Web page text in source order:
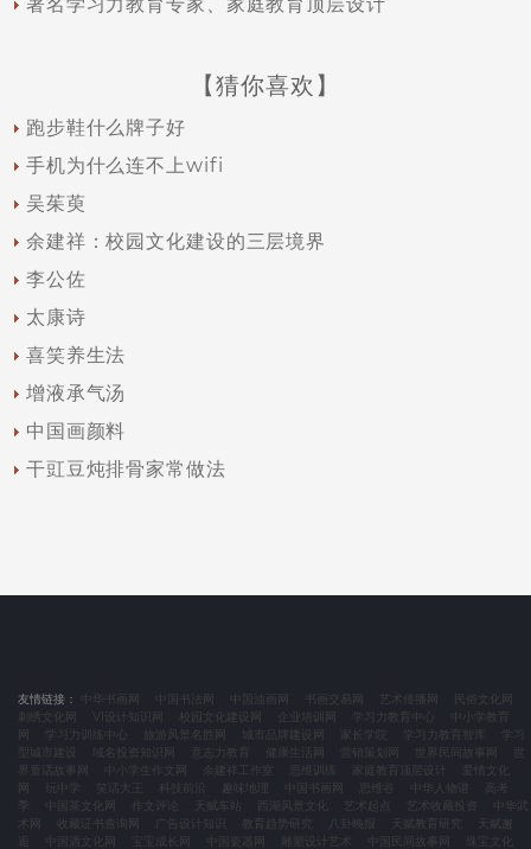
【猜你喜欢】
跑步鞋什么牌子好
手机为什么连不上wifi
吴茱萸
余建祥：校园文化建设的三层境界
李公佐
太康诗
喜笑养生法
增液承气汤
中国画颜料
干豇豆炖排骨家常做法
友情链接： 中华书画网 中国书法网 中国油画网 书画交易网 艺术传播网
民俗文化网
刺绣文化网
VI设计知识网 校园文化建设网 企业培训网 学习力教育中心
中小学教育
网
学习力训练中心 旅游风景名胜网 城市品牌建设网 家长学院 学习力教育智库
学习
型城市建设
域名投资知识网 意志力教育 健康生活网 营销策划网 世界民间故事网
世
界童话故事网
中小学生作文网 余建祥工作室 思维训练 家庭教育顶层设计
爱情文化
网
玩中学 笑话大王 科技前沿 趣味地理 中国书画网 思维谷 中华人物谱
高考
季
中国茶文化网 作文评论 天赋车站 西湖风景文化 艺术起点 艺术收藏投资
中华武
术网
收藏证书查询网 广告设计知识 教育趋势研究 八卦晚报 天赋教育研究
天赋邂
中国酒文化网 宝宝成长网 中国瓷器网 雕塑设计艺术 中国民间故事网 珠宝文化